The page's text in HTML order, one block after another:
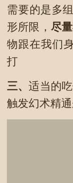
需要的是多
形所限， 尽
物跟在我们
打
三、适当的
触发幻术精